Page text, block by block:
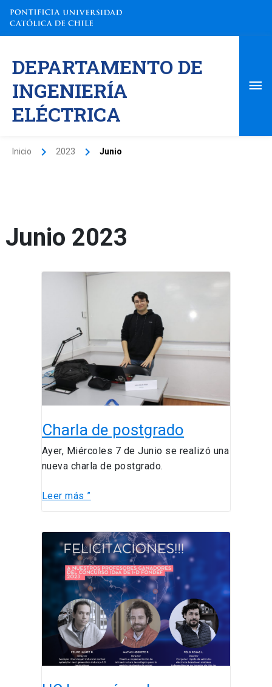
contenido
DEPARTAMENTO DE
INGENIERÍA
ELÉCTRICA
Inicio 2023 Junio
Junio 2023
Charla de postgrado
Ayer, Miércoles 7 de Junio se realizó una
nueva charla de postgrado.
postgrado
Leer más ”
logra
récord
adjudicaciones
IDeA